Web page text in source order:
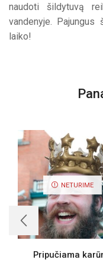
naudoti šildytuvą
vandenyje.
laiko!
NETURIME
Pripučiama